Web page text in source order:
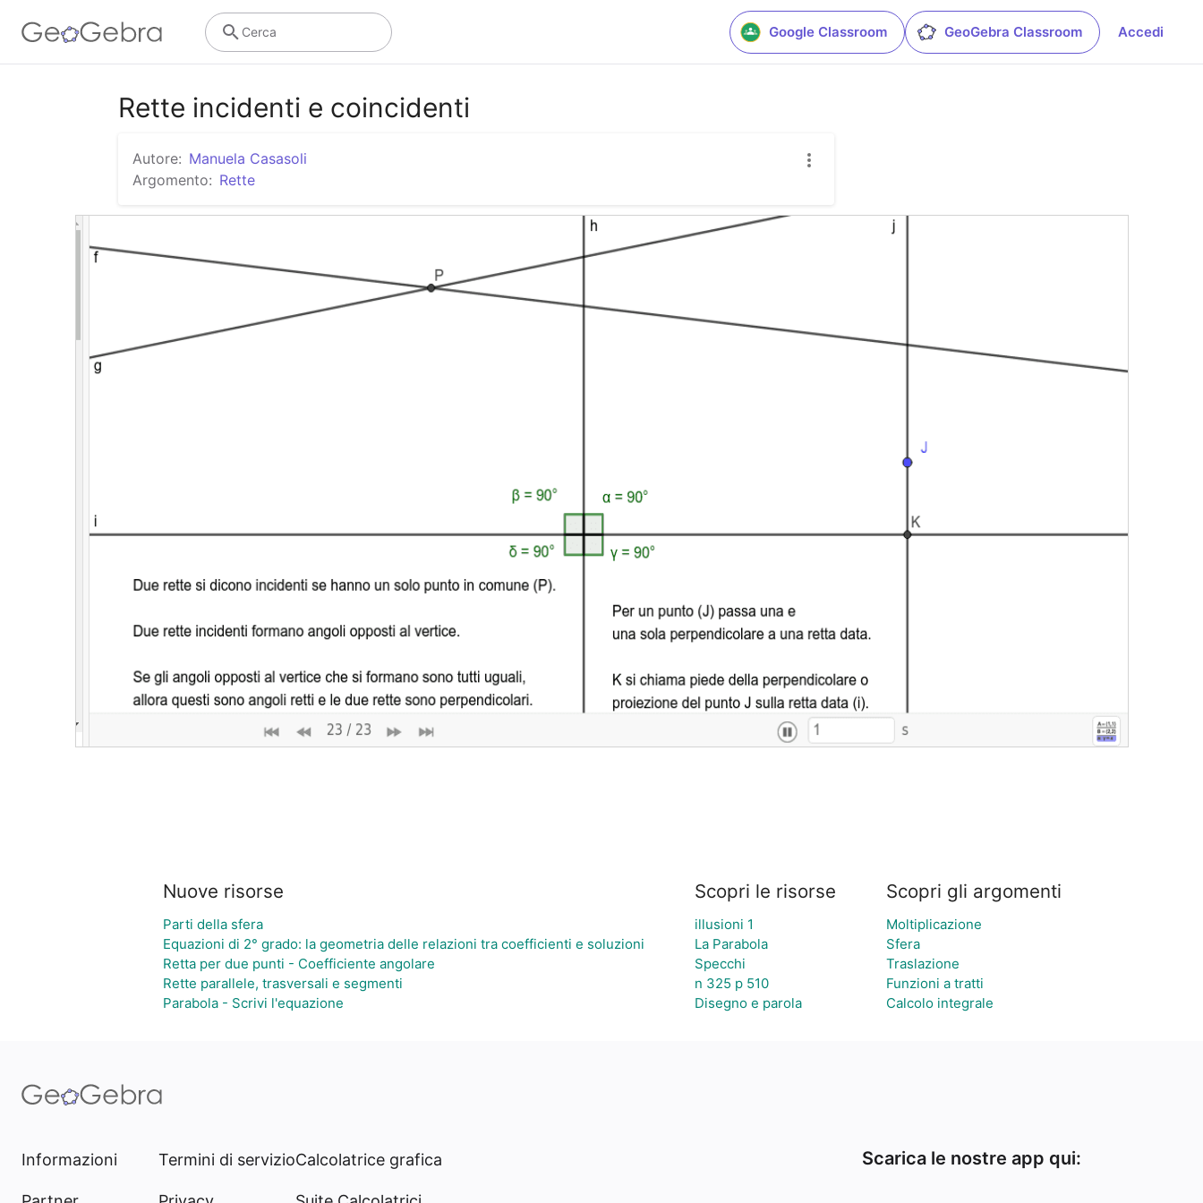
Google Classroom GeoGebra Classroom Accedi
Cerca
Rette incidenti e coincidenti
Autore: Manuela Casasoli
Argomento: Rette
Nuove risorse
Parti della sfera
Equazioni di 2° grado: la geometria delle relazioni tra coefficienti e soluzioni
Retta per due punti - Coefficiente angolare
Rette parallele, trasversali e segmenti
Parabola - Scrivi l'equazione
Scopri le risorse
illusioni 1
La Parabola
Specchi
n 325 p 510
Disegno e parola
Scopri gli argomenti
Moltiplicazione
Sfera
Traslazione
Funzioni a tratti
Calcolo integrale
Informazioni Termini di servizioCalcolatrice grafica Scarica le nostre app qui: